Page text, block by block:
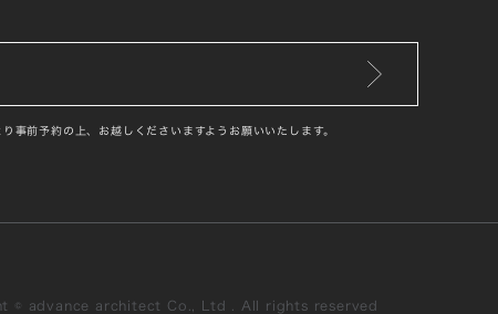
事前予約の上、お越しくださいますようお願いいたします。
© advance architect Co., Ltd . All rights reserved